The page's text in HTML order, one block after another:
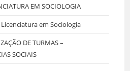
EM SOCIOLOGIA
em Sociologia
DE TURMAS –
SOCIAIS